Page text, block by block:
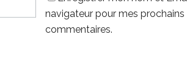
navigateur pour mes prochains
commentaires.